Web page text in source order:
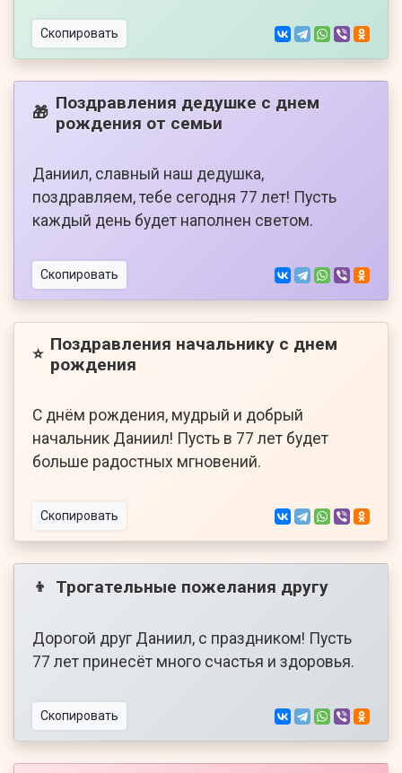
Скопировать
🎁 Поздравления дедушке с днем
рождения от семьи
Даниил, славный наш дедушка,
поздравляем, тебе сегодня 77 лет! Пусть
каждый день будет наполнен светом.
Скопировать
⭐ Поздравления начальнику с днем
рождения
С днём рождения, мудрый и добрый
начальник Даниил! Пусть в 77 лет будет
больше радостных мгновений.
Скопировать
👦 Трогательные пожелания другу
Дорогой друг Даниил, с праздником! Пусть
77 лет принесёт много счастья и здоровья.
Скопировать